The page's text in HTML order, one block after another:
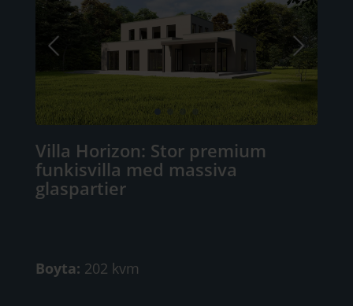
Villa Horizon: Stor premium
funkisvilla med massiva
glaspartier
Boyta: 202 kvm